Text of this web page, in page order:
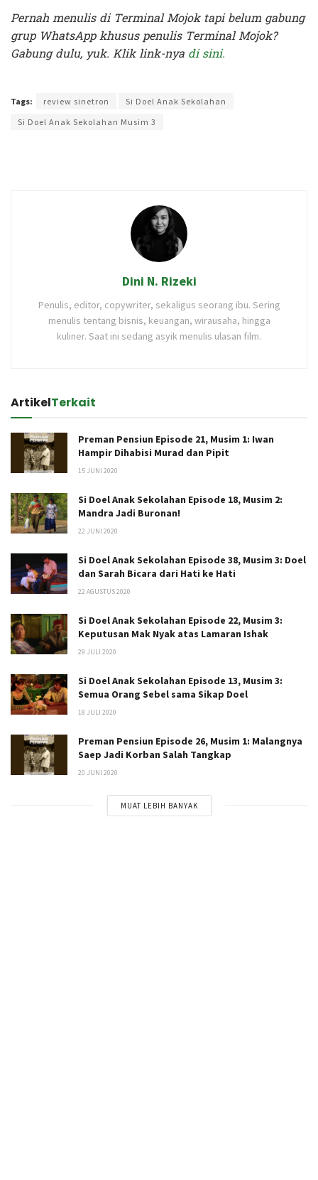
Pernah menulis di Terminal Mojok tapi belum gabung
grup WhatsApp khusus penulis Terminal Mojok?
Gabung dulu, yuk. Klik link-nya di sini.
Tags: review sinetron
Si Doel Anak Sekolahan
Si Doel Anak Sekolahan Musim 3
Dini N. Rizeki
Penulis, editor, copywriter, sekaligus seorang ibu. Sering
menulis tentang bisnis, keuangan, wirausaha, hingga
kuliner. Saat ini sedang asyik menulis ulasan film.
ArtikelTerkait
Preman Pensiun Episode 21, Musim 1: Iwan
Hampir Dihabisi Murad dan Pipit
15 JUNI 2020
Si Doel Anak Sekolahan Episode 18, Musim 2:
Mandra Jadi Buronan!
22 JUNI 2020
Si Doel Anak Sekolahan Episode 38, Musim 3: Doel
dan Sarah Bicara dari Hati ke Hati
22 AGUSTUS 2020
Si Doel Anak Sekolahan Episode 22, Musim 3:
Keputusan Mak Nyak atas Lamaran Ishak
29 JULI 2020
Si Doel Anak Sekolahan Episode 13, Musim 3:
Semua Orang Sebel sama Sikap Doel
18 JULI 2020
Preman Pensiun Episode 26, Musim 1: Malangnya
Saep Jadi Korban Salah Tangkap
20 JUNI 2020
MUAT LEBIH BANYAK